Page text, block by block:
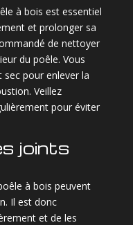
à bois est essentiel
et prolonger sa
de nettoyer
du poêle. Vous
pour enlever la
Veillez
pour éviter
joints
à bois peuvent
Il est donc
et de les